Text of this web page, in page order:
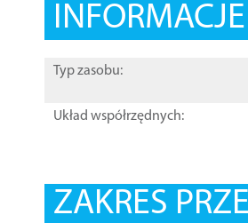
Typ zasobu:
Układ współrzędnych:
ZAKRES